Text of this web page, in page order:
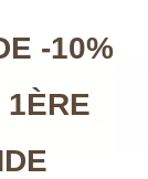
Lire la
suite
-10%
1ÈRE